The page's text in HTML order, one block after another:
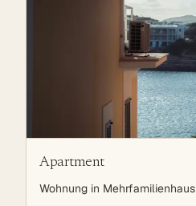
Apartment
Wohnung in Mehrfamilienhaus